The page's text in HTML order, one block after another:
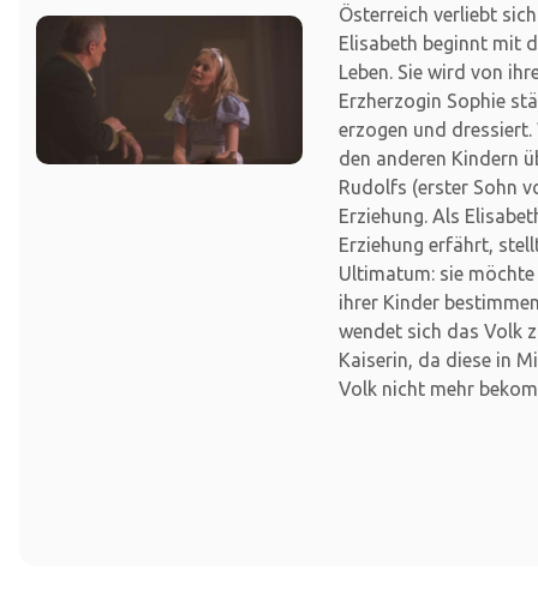
Österreich verliebt
Elisabeth beginnt mit
Leben. Sie wird von
Erzherzogin Sophie
erzogen und dressiert.
den anderen Kindern
Rudolfs (erster Sohn
Erziehung. Als
Erziehung erfährt,
Ultimatum: sie
ihrer Kinder
wendet sich das Volk
Kaiserin, da diese in
Volk nicht mehr